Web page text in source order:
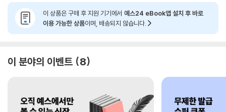
이 상품은 구매 후 지원 기기에서 예스24 eBook앱 설치 후 바로
이용 가능한 상품이며, 배송되지 않습니다.
이 분야의 이벤트 8